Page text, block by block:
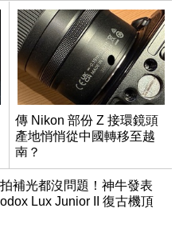
傳 Nikon 部份 Z 接環鏡頭
產地悄悄從中國轉移至越
南？
補光都沒問題！神牛發表
Lux Junior II 復古機頂